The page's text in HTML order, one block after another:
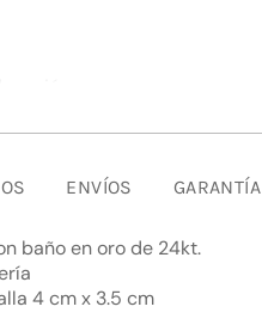
un sacerdote.
4cm x 3.5 cm
ENVÍOS GARANTÍA
baño en oro de 24kt.
4 cm x 3.5 cm